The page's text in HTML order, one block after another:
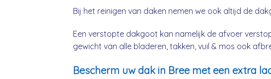
Bij het reinigen van daken nemen we ook altijd de
Een verstopte dakgoot kan namelijk de afvoer
gewicht van alle bladeren, takken, vuil & mos ook
Bescherm uw dak in Bree met een extra